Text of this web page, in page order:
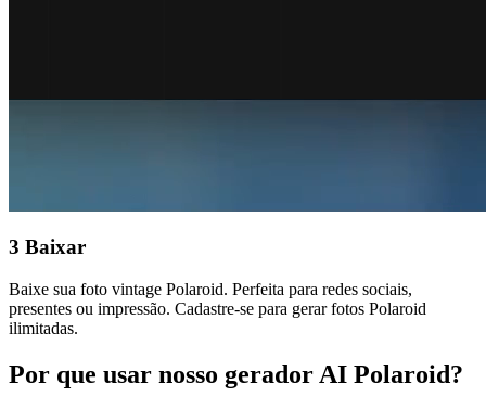
3 Baixar
Baixe sua foto vintage Polaroid. Perfeita para redes sociais,
presentes ou impressão. Cadastre-se para gerar fotos Polaroid
ilimitadas.
Por que usar nosso gerador AI Polaroid?